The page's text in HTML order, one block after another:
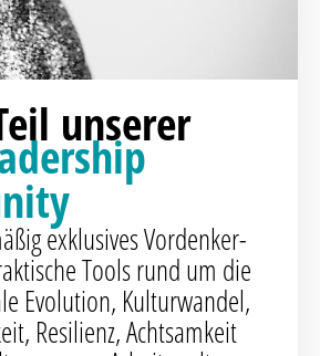
unserer
exklusives Vordenker-
Tools rund um die
Evolution, Kulturwandel,
Resilienz, Achtsamkeit